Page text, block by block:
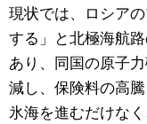
現状では、ロシア
する」と北極海航
あり、同国の原子
減し、保険料の高
氷海を進むだけな